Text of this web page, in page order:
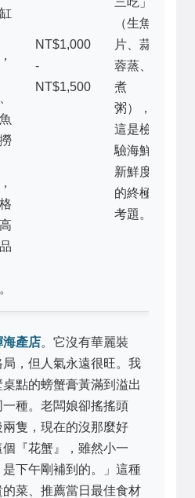
NT$1,000
-
NT$1,500
（生魚
片、蒜
蓉蒸、
煮
粥），
這是檢
驗海鮮
新鮮度
的終極
考題。
海產店。它沒有華麗裝
，但人氣永遠很旺。我
點的螃蟹膏黃滿到溢出
種。老闆娘卻搖搖頭
隻，現在的沒那麼好
『花蟹』，雖然小一
下午剛補到的。」這種
菜、推薦當日最佳食材